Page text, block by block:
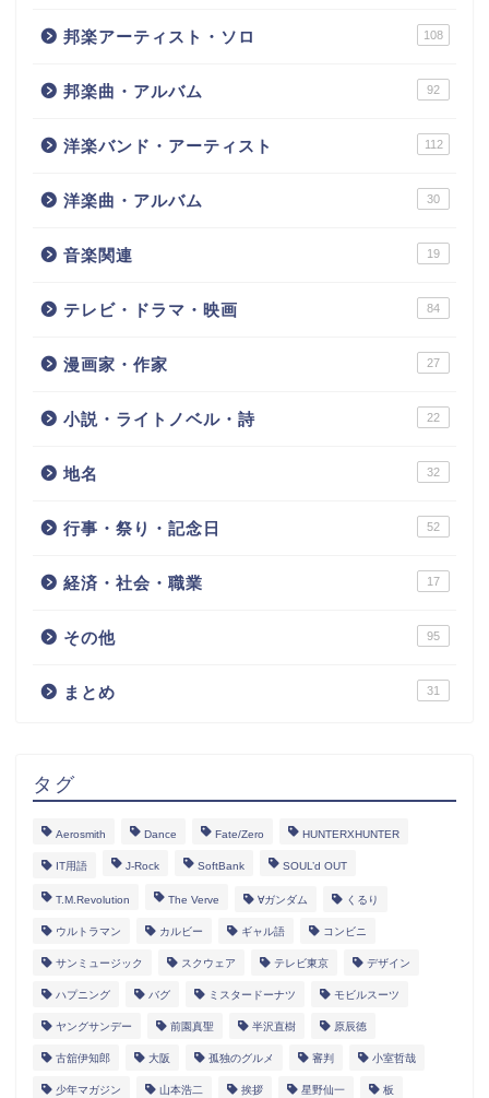
邦楽アーティスト・ソロ 108
邦楽曲・アルバム 92
洋楽バンド・アーティスト 112
洋楽曲・アルバム 30
音楽関連 19
テレビ・ドラマ・映画 84
漫画家・作家 27
小説・ライトノベル・詩 22
地名 32
行事・祭り・記念日 52
経済・社会・職業 17
その他 95
まとめ 31
タグ
Aerosmith Dance Fate/Zero HUNTERXHUNTER
IT用語 J-Rock SoftBank SOUL’d OUT
T.M.Revolution The Verve ∀ガンダム くるり
ウルトラマン カルビー ギャル語 コンビニ
サンミュージック スクウェア テレビ東京 デザイン
ハプニング バグ ミスタードーナツ モビルスーツ
ヤングサンデー 前園真聖 半沢直樹 原辰徳
古舘伊知郎 大阪 孤独のグルメ 審判 小室哲哉
少年マガジン 山本浩二 挨拶 星野仙一 板